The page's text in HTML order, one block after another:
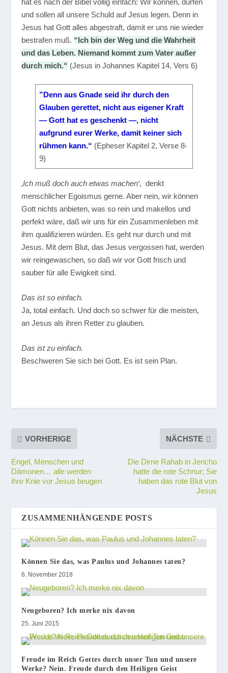
und sollen all unsere Schuld auf Jesus legen. Denn in
Jesus hat Gott alles abgestraft, damit er uns nie wieder
bestrafen muß. “Ich bin der Weg und die Wahrheit
und das Leben. Niemand kommt zum Vater außer
durch mich.“ (Jesus in Johannes Kapitel 14, Vers 6)
”Denn aus Gnade seid ihr durch den
Glauben gerettet, nicht aus eigener Kraft
— Gott hat es geschenkt —, nicht
aufgrund eurer Werke, damit keiner sich
rühmen kann.“ (Epheser Kapitel 2, Verse 8-
9)
‚Ich muß doch auch etwas machen‘, denkt
menschlicher Egoismus gerne. Aber nein, wir können
Gott nichts anbieten, was so rein und makellos und
perfekt wäre, daß wir uns für ein Zusammenleben mit
ihm qualifizieren würden. Es geht nur durch und mit
Jesus. Mit dem Blut, das Jesus vergossen hat, werden
wir reingewaschen, so daß wir vor Gott frisch und
sauber für alle Ewigkeit sind.
Das ist so einfach.
Ja, total einfach. Und doch so schwer für die meisten,
an Jesus als ihren Retter zu glauben.
Das ist zu einfach.
Beschweren Sie sich bei Gott. Es ist sein Plan.
VORHERIGE
Engel, Menschen und
Dämonen… alle werden
ihre Knie vor Jesus beugen
NÄCHSTE
Die Dirne Rahab in Jericho
hatte die rote Schnur; Sie
haben das rote Blut von
Jesus
ZUSAMMENHÄNGENDE POSTS
Können Sie das, was Paulus und Johannes taten?
6. November 2018
Neugeboren? Ich merke nix davon
25. Juni 2015
Freude im Reich Gottes durch unser Tun und unsere
Werke? Nein. Freude durch den Heiligen Geist